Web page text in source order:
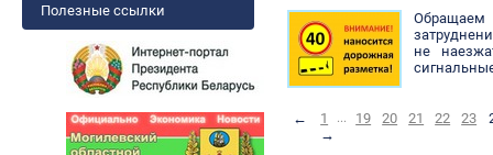
Полезные ссылки
Обращаем
не
← 1 ... 19 20 21 22 23
→